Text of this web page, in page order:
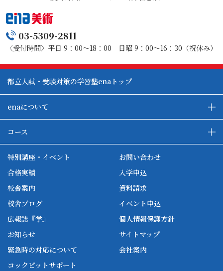
03-5309-2811
〈受付時間〉平日 9：00～18：00 日曜 9：00～16：30（祝休み）
都立入試・受験対策の学習塾enaトップ
enaについて
ena本部について
ena国立タワー竣工
ena-base
新開校
コース
特別講座・イベント
合格実績
校舎案内
校舎ブログ
広報誌『学』
お知らせ
緊急時の対応について
コックピットサポート
お問い合わせ
入学申込
資料請求
イベント申込
個人情報保護方針
サイトマップ
会社案内